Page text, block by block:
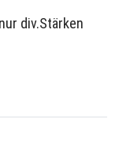
div.Stärken